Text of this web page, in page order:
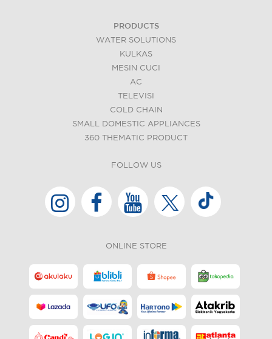
PRODUCTS
WATER SOLUTIONS
KULKAS
MESIN CUCI
AC
TELEVISI
COLD CHAIN
SMALL DOMESTIC APPLIANCES
360 THEMATIC PRODUCT
FOLLOW US
ONLINE STORE